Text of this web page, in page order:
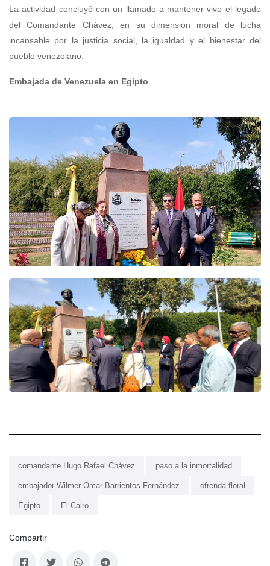
La actividad concluyó con un llamado a mantener vivo el legado
del Comandante Chávez, en su dimensión moral de lucha
incansable por la justicia social, la igualdad y el bienestar del
pueblo venezolano.
Embajada de Venezuela en Egipto
comandante Hugo Rafael Chávez paso a la inmortalidad
embajador Wilmer Omar Barrientos Fernández ofrenda floral
Egipto El Cairo
Compartir